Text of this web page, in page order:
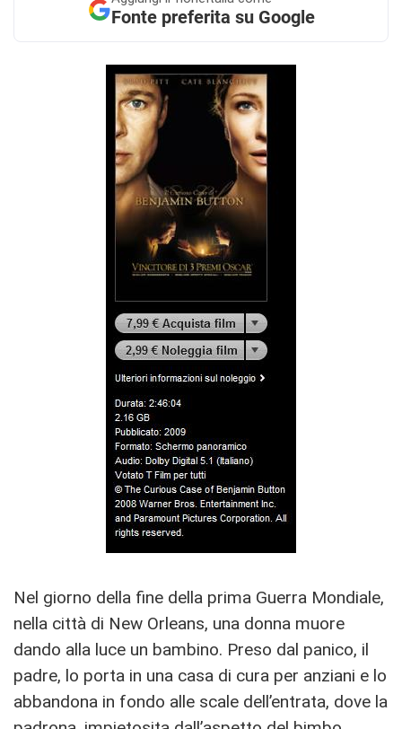
Fonte preferita su Google
Nel giorno della fine della prima Guerra Mondiale,
nella città di New Orleans, una donna muore
dando alla luce un bambino. Preso dal panico, il
padre, lo porta in una casa di cura per anziani e lo
abbandona in fondo alle scale dell’entrata, dove la